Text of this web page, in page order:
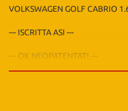
VOLKSWAGEN GOLF CABRIO
--- ISCRITTA ASI ---
--- OK NEOPATENTATI ---
Cookie per il